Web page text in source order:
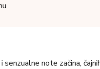
note začina,